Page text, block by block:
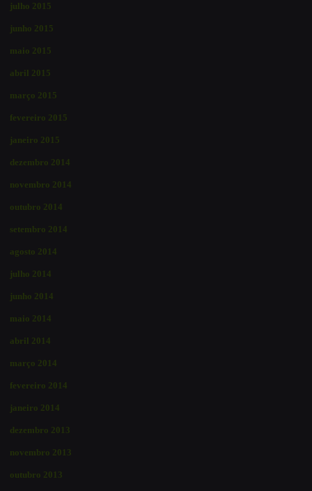
julho 2015
junho 2015
maio 2015
abril 2015
março 2015
fevereiro 2015
janeiro 2015
dezembro 2014
novembro 2014
outubro 2014
setembro 2014
agosto 2014
julho 2014
junho 2014
maio 2014
abril 2014
março 2014
fevereiro 2014
janeiro 2014
dezembro 2013
novembro 2013
outubro 2013